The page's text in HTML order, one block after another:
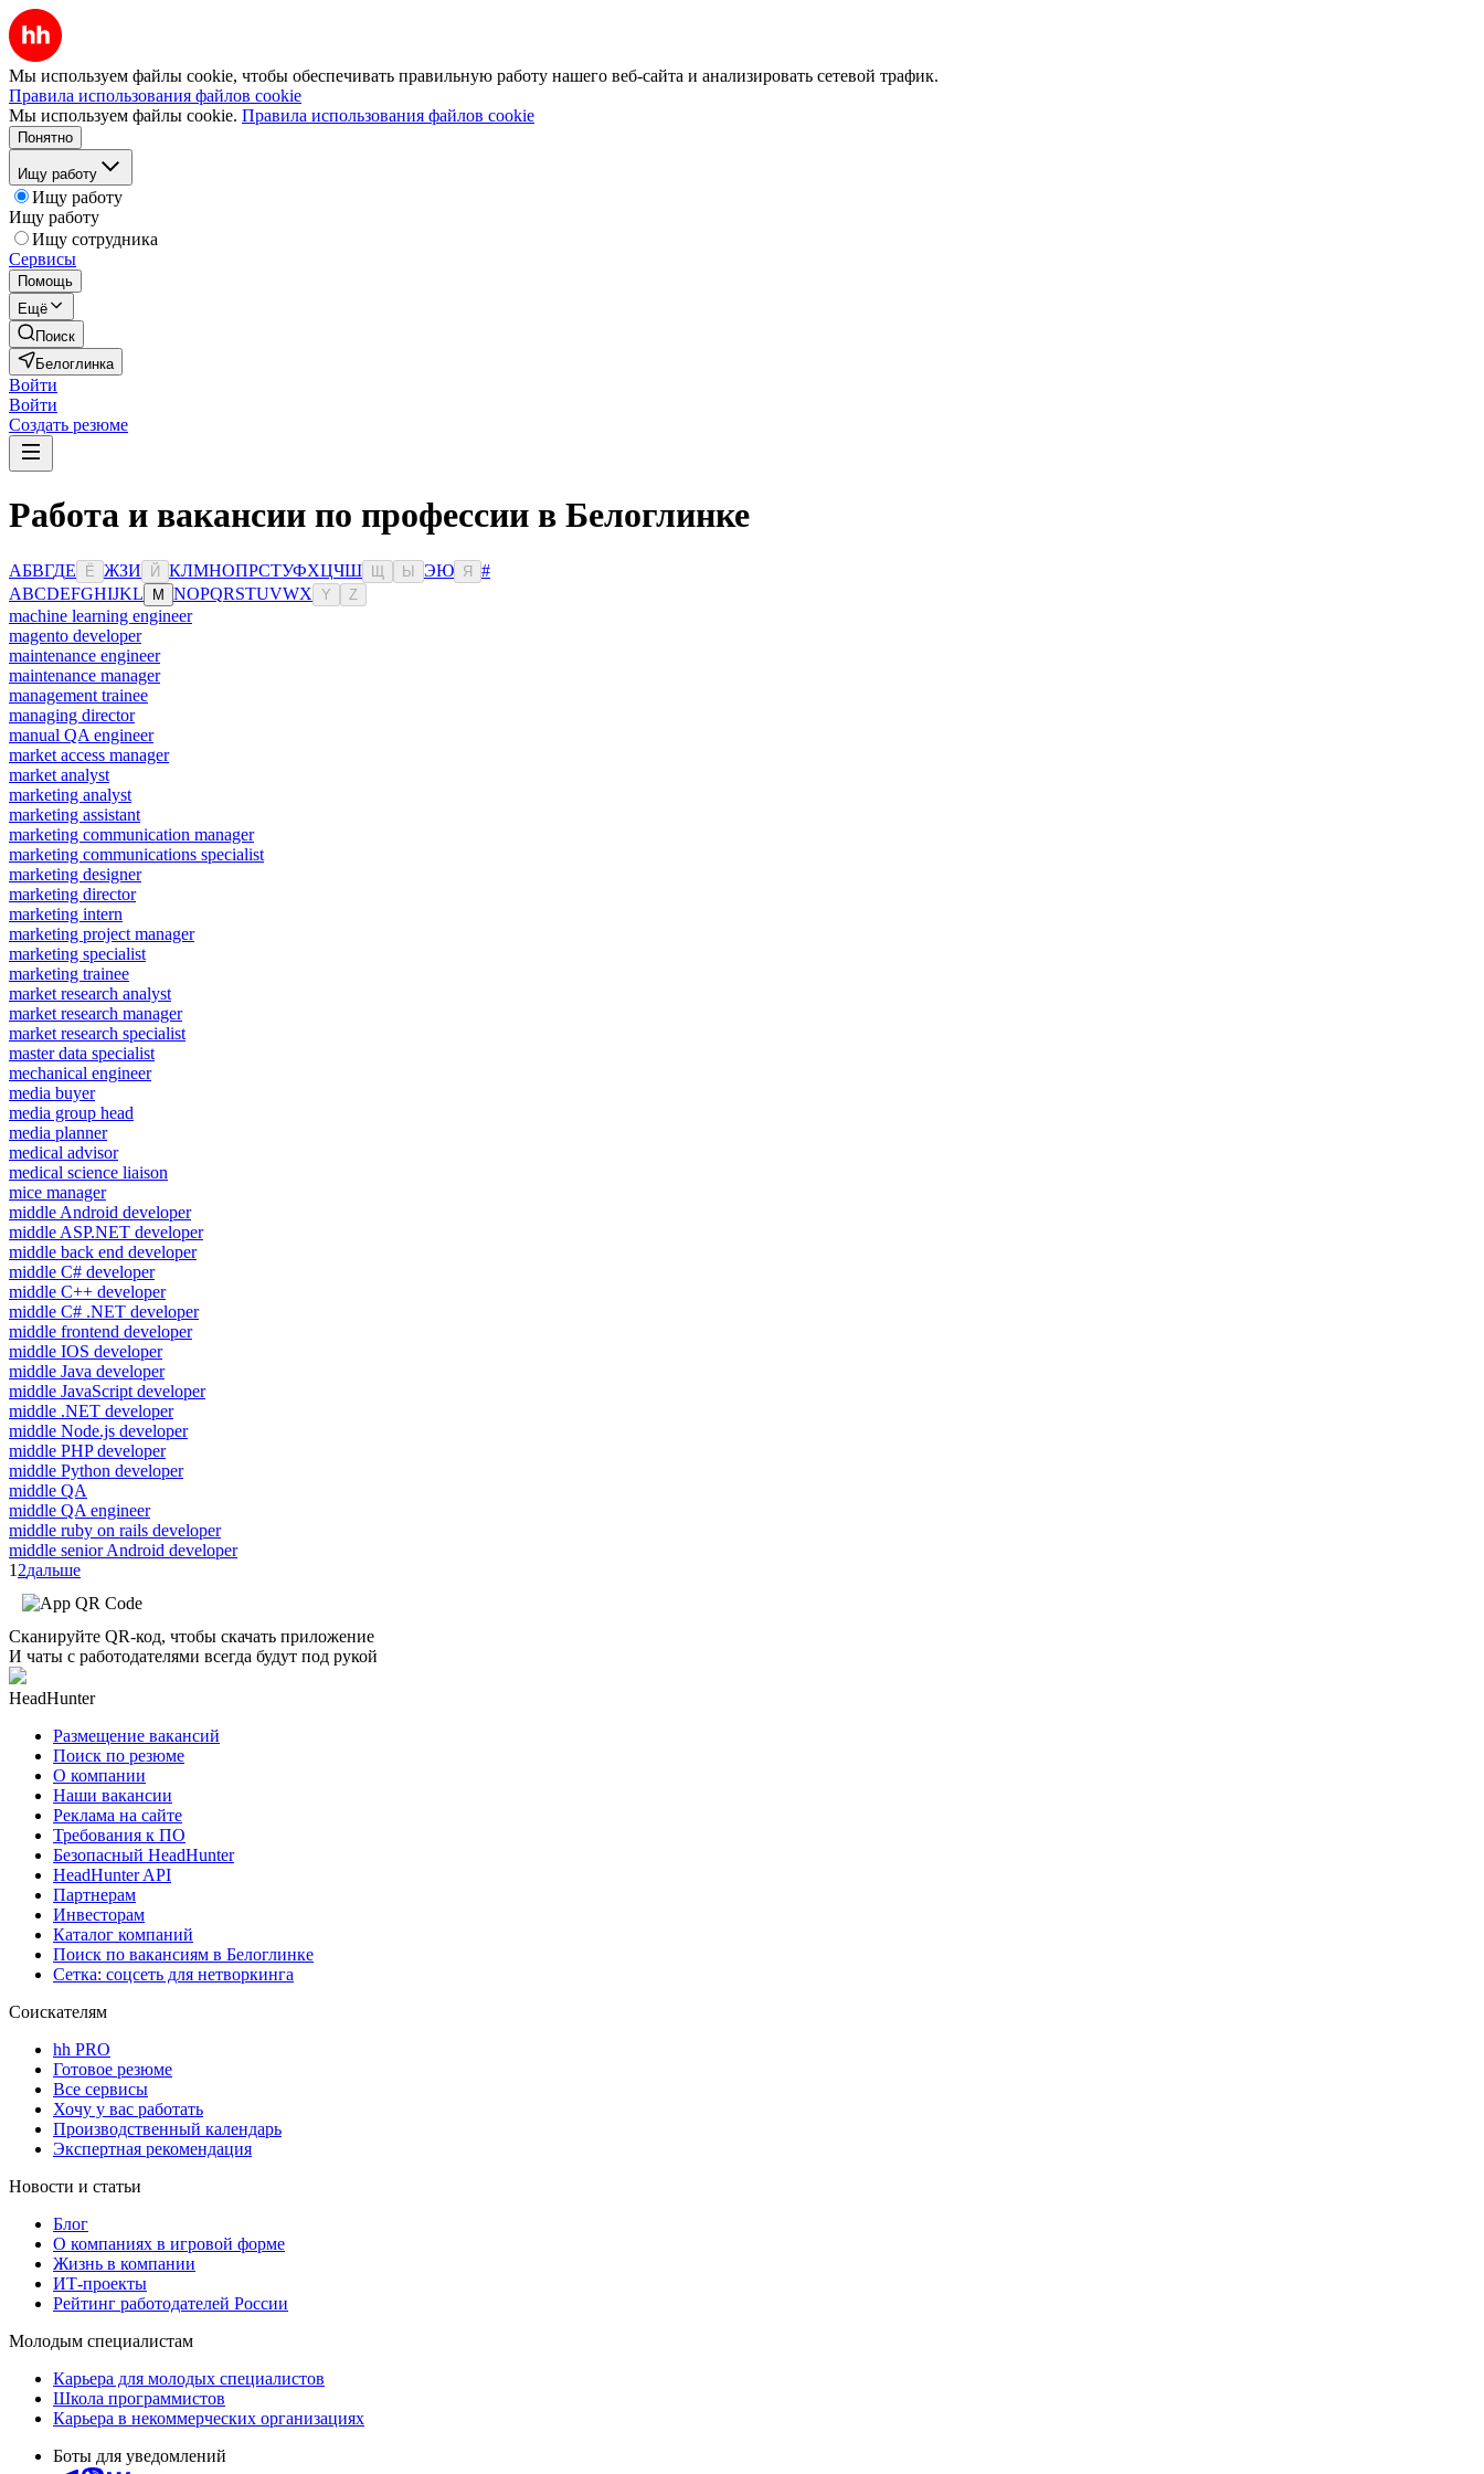
Мы используем файлы cookie, чтобы обеспечивать правильную работу нашего веб-сайта и анализировать сетевой трафик.
Правила использования файлов cookie
Мы используем файлы cookie. Правила использования файлов cookie
Понятно
Ищу работу
Ищу работу
Ищу работу
Ищу сотрудника
Сервисы
Помощь
Ещё
Поиск
Белоглинка
Войти
Войти
Создать резюме
Работа и вакансии по профессии в Белоглинке
АБВГДЕ Ё ЖЗИ Й КЛМНОПРСТУФХЦЧШ Ы ЭЮ Я
#
ABCDEFGHIJKL M NOPQRSTUVWX Y Z
machine learning engineer
magento developer
maintenance engineer
maintenance manager
management trainee
managing director
manual QA engineer
market access manager
market analyst
marketing analyst
marketing assistant
marketing communication manager
marketing communications specialist
marketing designer
marketing director
marketing intern
marketing project manager
marketing specialist
marketing trainee
market research analyst
market research manager
market research specialist
master data specialist
mechanical engineer
media buyer
media group head
media planner
medical advisor
medical science liaison
mice manager
middle Android developer
middle ASP.NET developer
middle back end developer
middle C# developer
middle C++ developer
middle C# .NET developer
middle frontend developer
middle IOS developer
middle Java developer
middle JavaScript developer
middle .NET developer
middle Node.js developer
middle PHP developer
middle Python developer
middle QA
middle QA engineer
middle ruby on rails developer
middle senior Android developer
1 2дальше
Сканируйте QR-код, чтобы скачать приложение
И чаты с работодателями всегда будут под рукой
HeadHunter
Размещение вакансий
Поиск по резюме
О компании
Наши вакансии
Реклама на сайте
Требования к ПО
Безопасный HeadHunter
HeadHunter API
Партнерам
Инвесторам
Каталог компаний
Поиск по вакансиям в Белоглинке
Сетка: соцсеть для нетворкинга
Соискателям
hh PRO
Готовое резюме
Все сервисы
Хочу у вас работать
Производственный календарь
Экспертная рекомендация
Новости и статьи
Блог
О компаниях в игровой форме
Жизнь в компании
ИТ-проекты
Рейтинг работодателей России
Молодым специалистам
Карьера для молодых специалистов
Школа программистов
Карьера в некоммерческих организациях
Боты для уведомлений